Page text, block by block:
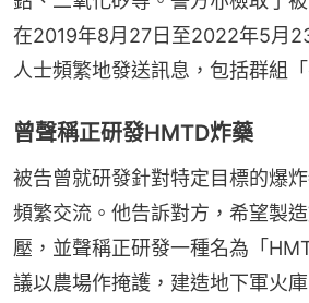
在2019年8月27日至2022年5月
人士頻繁地發送訊息，包括群組
曾聲稱正研發HMTD炸藥
被告曾就研發針對特定目標的爆
頻繁交流。他告訴對方，希望製
壓，並聲稱正研發一種名為「
議以農場作掩護，建造地下軍火庫